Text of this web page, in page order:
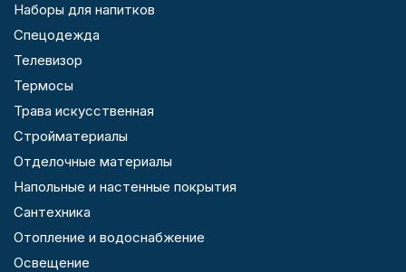
Наборы для напитков
Спецодежда
Телевизор
Термосы
Трава искусственная
Стройматериалы
Отделочные материалы
Напольные и настенные покрытия
Сантехника
Отопление и водоснабжение
Освещение